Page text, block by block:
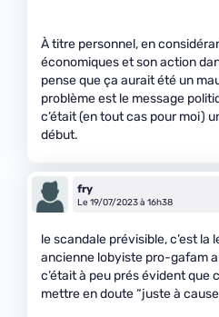
À titre personnel, en
économiques et son action
pense que ça aurait été un
problème est le message
c’était (en tout cas pour moi)
début.
fry
Le 19/07/2023 à 16h38
le scandale prévisible, c’est la
ancienne lobyiste pro-gafam
c’était à peu prés évident que
mettre en doute “juste à